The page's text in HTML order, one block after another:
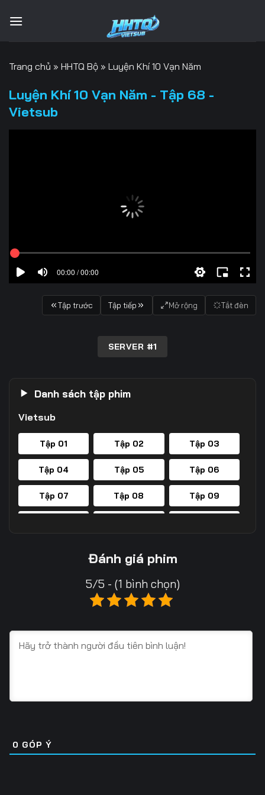
qua
Trang chủ » HHTQ Bộ » Luyện Khí 10 Vạn Năm
Luyện Khí 10 Vạn Năm - Tập 68 -
Vietsub
00:00 / 00:00
Tập trước Tập tiếp Mở rộng Tắt đèn
SERVER #1
Danh sách tập phim
Vietsub
Tập 01 Tập 02 Tập 03
Tập 04 Tập 05 Tập 06
Tập 07 Tập 08 Tập 09
Tập 20
Tập 25 Tập 26
Tập 31 Tập 32 Tập 33
Tập 37 Tập 38 Tập 39
Đánh giá phim
5/5 - (1 bình chọn)
0 GÓP Ý